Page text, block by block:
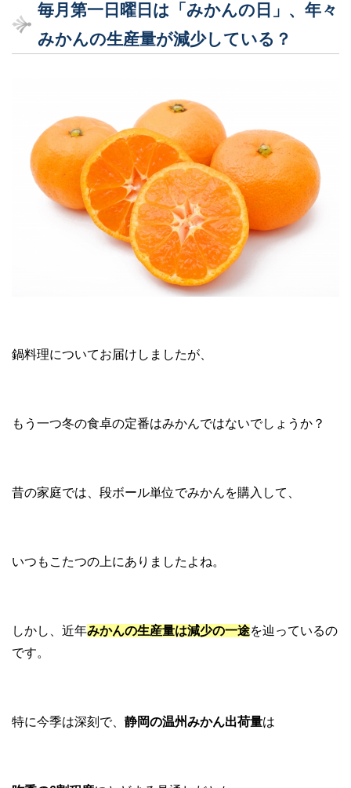
毎月第一日曜日は「みかんの日」、年々
みかんの生産量が減少している？
鍋料理についてお届けしましたが、
もう一つ冬の食卓の定番はみかんではないでしょうか？
昔の家庭では、段ボール単位でみかんを購入して、
いつもこたつの上にありましたよね。
しかし、近年みかんの生産量は減少の一途を辿っているの
です。
特に今季は深刻で、 静岡の温州みかん出荷量は